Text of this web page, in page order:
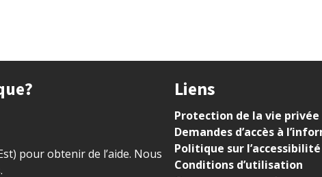
pour obtenir de l’aide. Nous
Liens
Protection de la vie privée
Demandes d’accès à
Politique sur l’accessibilité
Conditions d’utilisation